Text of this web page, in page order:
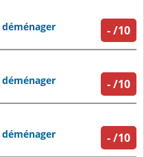
-/10
déménager
-/10
déménager
-/10
déménager